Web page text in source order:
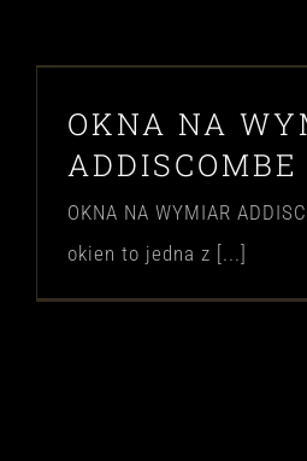
OKNA NA
ADDISCOMBE
OKNA NA WYMIAR
okien to jedna z [...]